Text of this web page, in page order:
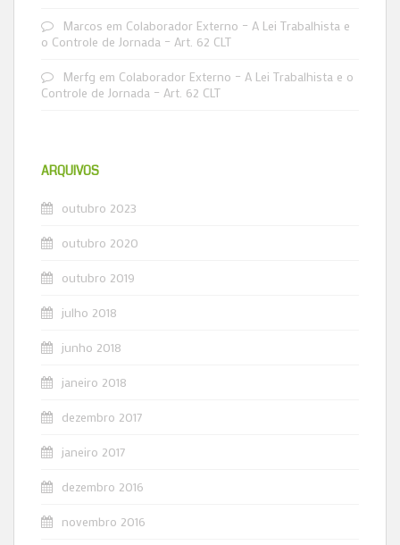
Marcos em Colaborador Externo – A Lei Trabalhista e
o Controle de Jornada – Art. 62 CLT
Merfg em Colaborador Externo – A Lei Trabalhista e o
Controle de Jornada – Art. 62 CLT
ARQUIVOS
outubro 2023
outubro 2020
outubro 2019
julho 2018
junho 2018
janeiro 2018
dezembro 2017
janeiro 2017
dezembro 2016
novembro 2016